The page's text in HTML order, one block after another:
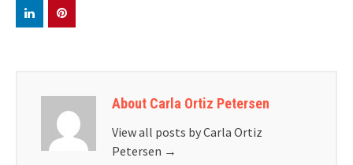
About Carla Ortiz Petersen
View all posts by Carla Ortiz
Petersen →